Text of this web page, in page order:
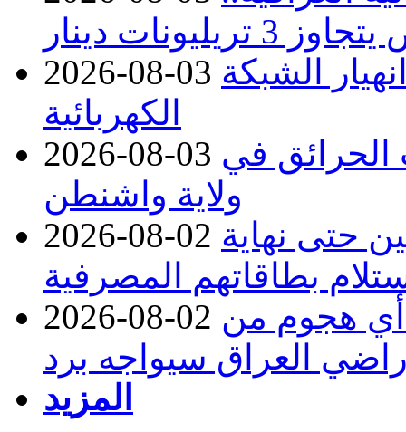
2026-08-03 الشبكة
الكهربائية
2026-08-03 الحرائق في
ولاية واشنطن
2026-08-02 حتى نهاية
بطاقاتهم المصرفية
2026-08-02 أي هجوم من
العراق سيواجه برد
المزيد